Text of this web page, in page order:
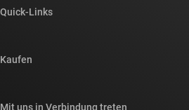
Newsroom
Quick-Links
Querverweis-Suche
Kaufen
Mit uns in Verbindung treten